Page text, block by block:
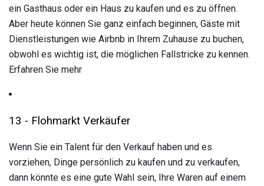
ein Gasthaus oder ein Haus zu kaufen und es zu öffnen.
Aber heute können Sie ganz einfach beginnen, Gäste mit
Dienstleistungen wie Airbnb in Ihrem Zuhause zu buchen,
obwohl es wichtig ist, die möglichen Fallstricke zu kennen.
Erfahren Sie mehr
13 - Flohmarkt Verkäufer
Wenn Sie ein Talent für den Verkauf haben und es
vorziehen, Dinge persönlich zu kaufen und zu verkaufen,
dann könnte es eine gute Wahl sein, Ihre Waren auf einem